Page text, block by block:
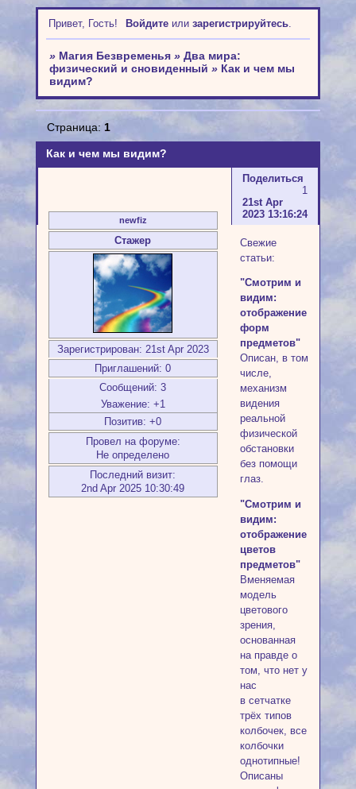
Привет, Гость! Войдитеили зарегистрируйтесь.
» Магия Безвременья » Два мира:
физический и сновиденный » Как и чем мы
видим?
Как и чем мы видим?
Страница: 1
Поделиться
1
21st Apr
2023 13:16:24
newfiz
Стажер
Зарегистрирован: 21st Apr 2023
Приглашений: 0
Сообщений: 3
Уважение: +1
Позитив: +0
Провел на форуме:
Не определено
Последний визит:
2nd Apr 2025 10:30:49
Свежие
статьи:
"Смотрим и
видим:
отображение
форм
предметов"
Описан, в том
числе,
механизм
видения
реальной
физической
обстановки
без помощи
глаз.
"Смотрим и
видим:
отображение
цветов
предметов"
Вменяемая
модель
цветового
зрения,
основанная
на правде о
том, что нет у
нас
в сетчатке
трёх типов
колбочек, все
колбочки
однотипные!
Описаны